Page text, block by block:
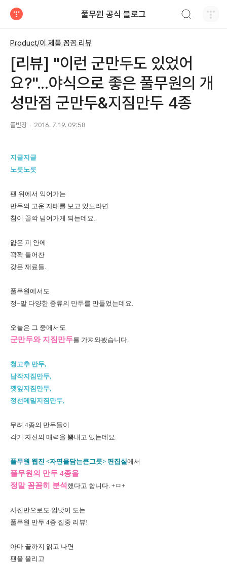
풀무원 공식 블로그
Product/이 제품 꼼꼼 리뷰
[리뷰] "이런 군만두도 있었어
요?"...야식으로 좋은 풀무원의 개
성만점 군만두&지짐만두 4종
풀반장 2016. 7. 19. 09:58
지글지글
노릇노릇
팬 위에서 익어가는
만두의 고운 자태를 보고 있노라면
침이 꼴깍 넘어가게 되는데요.
얇은 피 안에
꽉꽉 들어찬
갖은 재료들.
풀무원에서도
정~말 다양한 종류의 만두를 만들었는데요.
오늘은 그 중에서도
군만두와 지짐만두를 가져와봤습니다.
청고추 만두,
납작지짐만두,
깻잎지짐만두,
정선메밀지짐만두,
무려 4종의 만두들이
각기 자신의 매력을 뽐내고 있는데요.
풀무원 웹진 <자연을담는큰그릇> 편집실에서
풀무원의 만두 4종을
정말 꼼꼼히 분석 했다고 합니다. +ㅁ+
사진만으로도 입맛이 도는
풀무원 만두 4종 집중 리뷰!
아마 끝까지 읽고 나면
팬을 올리고